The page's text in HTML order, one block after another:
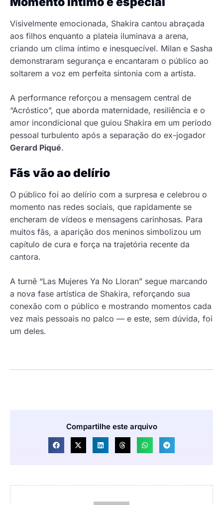
Visivelmente emocionada, Shakira cantou abraçada
aos filhos enquanto a plateia iluminava a arena,
criando um clima íntimo e inesquecível. Milan e Sasha
demonstraram segurança e encantaram o público ao
soltarem a voz em perfeita sintonia com a artista.
A performance reforçou a mensagem central de
“Acróstico”, que aborda maternidade, resiliência e o
amor incondicional que guiou Shakira em um período
pessoal turbulento após a separação do ex-jogador
Gerard Piqué.
Fãs vão ao delírio
O público foi ao delírio com a surpresa e celebrou o
momento nas redes sociais, que rapidamente se
encheram de vídeos e mensagens carinhosas. Para
muitos fãs, a aparição dos meninos simbolizou um
capítulo de cura e força na trajetória recente da
cantora.
A turnê “Las Mujeres Ya No Lloran” segue marcando
a nova fase artística de Shakira, reforçando sua
conexão com o público e mostrando momentos cada
vez mais pessoais no palco — e este, sem dúvida, foi
um deles.
Compartilhe este arquivo